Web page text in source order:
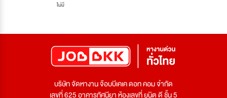
ไม่มี
บริษัท จัดหางาน จ๊อบบีเคเค ดอท คอม จำกัด
เลขที่ 625 อาคารทัศนียา ห้องเลขที่ ยูนิต ดี ชั้น 5